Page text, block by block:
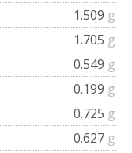
1.509 g
1.705 g
0.549 g
0.199 g
0.725 g
0.627 g